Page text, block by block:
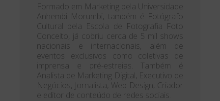
Formado em Marketing pela Universidade
Anhembi Morumbi, também é Fotógrafo
Cultural pela Escola de Fotografia Foto
Conceito, já cobriu cerca de 5 mil shows
nacionais e internacionais, além de
eventos exclusivos como coletivas de
imprensa e pré-estreias. Também é
Analista de Marketing Digital, Executivo de
Negócios, Jornalista, Web Design, Criador
e editor de conteúdo de redes sociais.